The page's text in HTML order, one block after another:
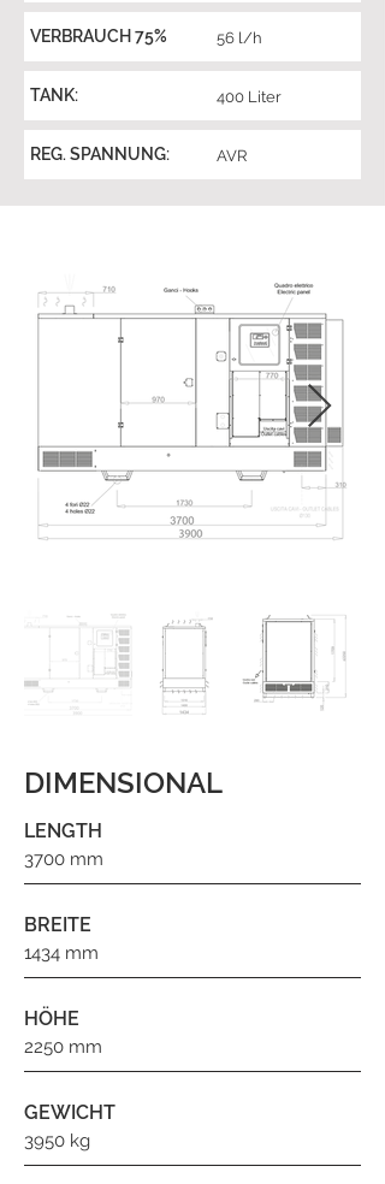
VERBRAUCH 75% 56 l/h
TANK: 400 Liter
REG. SPANNUNG: AVR
DIMENSIONAL
LENGTH
3700 mm
BREITE
1434 mm
HÖHE
2250 mm
GEWICHT
3950 kg